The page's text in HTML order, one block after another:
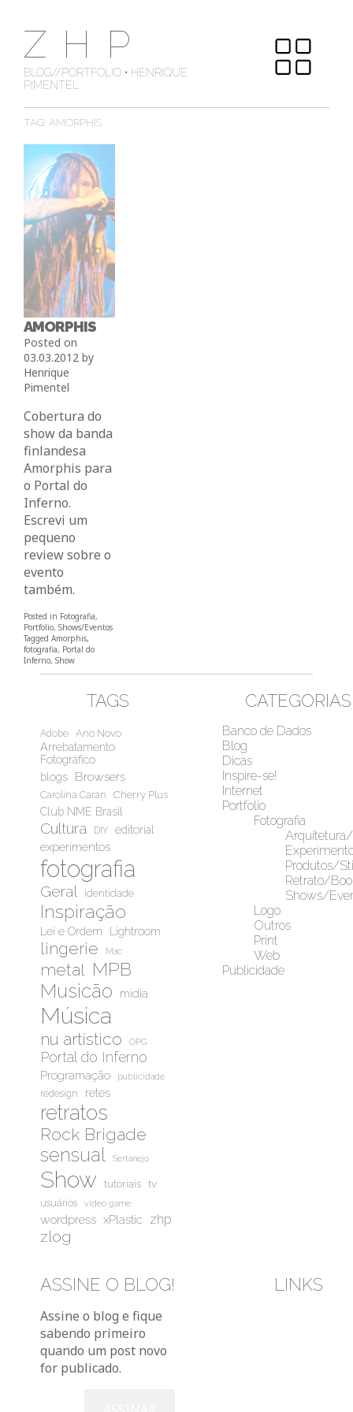
content
ZHP
BLOG//PORTFOLIO • HENRIQUE
PIMENTEL
TAG: AMORPHIS
AMORPHIS
Posted on
03.03.2012by
Henrique
Pimentel
Cobertura do
show da banda
finlandesa
Amorphis para
o Portal do
Inferno.
Escrevi um
pequeno
review sobre o
evento
também.
Posted in Fotografia,
Portfolio, Shows/Eventos
Tagged Amorphis,
fotografia, Portal do
Inferno, Show
TAGS
Adobe Ano Novo
Arrebatamento
Fotográfico
blogs
Browsers
Carolina Caran Cherry Plus
Club NME Brasil
Cultura DIY editorial
experimentos
fotografia
Geral identidade
Inspiração
Lei e Ordem Lightroom
lingerie Mac
metal MPB
Musicão mídia
Música
nu artístico OPG
Portal do Inferno
Programação publicidade
redesign retes
retratos
Rock Brigade
sensual Sertanejo
Show tutoriais tv
usuários video game
wordpress xPlastic zhp
zlog
CATEGORIAS
Banco de Dados
Blog
Dicas
Inspire-se!
Internet
Portfolio
Fotografia
Produtos/
Retrato/
Shows/
Logo
Outros
Print
Web
Publicidade
ASSINE O BLOG!
Assine o blog e fique
sabendo primeiro
quando um post novo
for publicado.
LINKS